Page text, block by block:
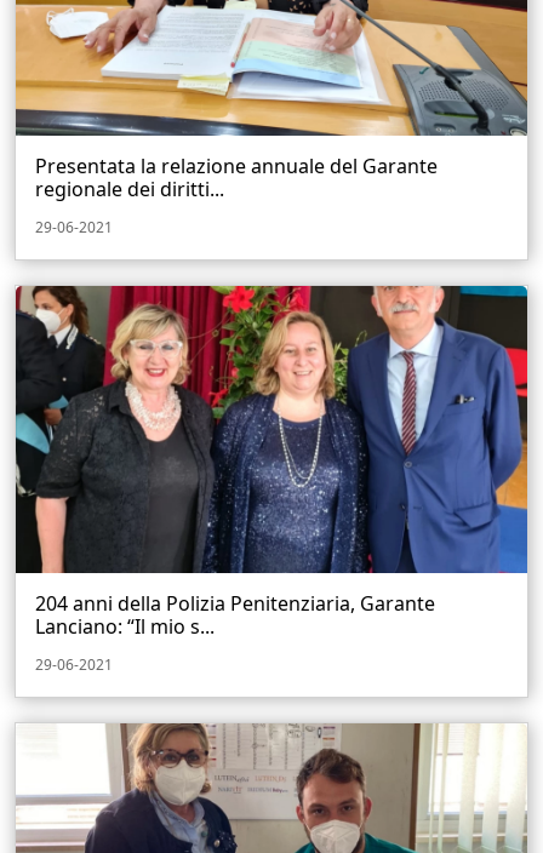
Presentata la relazione annuale del Garante
regionale dei diritti...
29-06-2021
204 anni della Polizia Penitenziaria, Garante
Lanciano: “Il mio s...
29-06-2021